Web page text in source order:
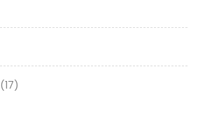
(17)